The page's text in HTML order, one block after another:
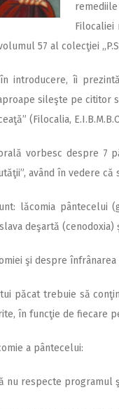
Filocaliei
57 al colecţiei
introducere, îi
sileşte pe cititor
(Filocalia,
vorbesc despre 7
având în vedere
lăcomia pântecelui
deşartă (cenodoxia)
şi despre
păcat trebuie să
în funcţie de fiecare
a pântecelui:
nu respecte programul